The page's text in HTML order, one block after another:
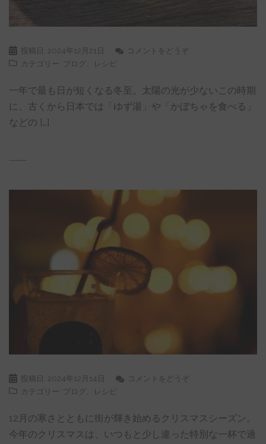
投稿日: 2024年12月21日
コメントをどうぞ
カテゴリー:
ブログ レシピ
一年で最も日が短くなる冬至。太陽の光が少ないこの時期
に、古くから日本では「ゆず湯」や「かぼちゃを食べる」
などの […]
投稿日: 2024年12月14日
コメントをどうぞ
カテゴリー:
ブログ レシピ
12月の寒さとともに街が輝き始めるクリスマスシーズン。
今年のクリスマスは、いつもと少し違った特別な一杯で過